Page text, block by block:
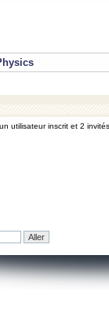
utilisateur inscrit et 2 invités